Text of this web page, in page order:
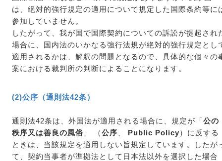
は、絶対的強行規定の適用について規定した国際条約等に
参加していません。
したがって、我が国で国際契約についての訴訟が提起され
場合に、国内法のいかなる強行法規が絶対的強行規定とし
適用されるかは、解釈の問題となるので、具体的な個々の
案における裁判所の判断によることになります。
(2)公序（通則法42条）
通則法42条は、外国法が適用される場合に、規定が「公の
秩序又は善良の風俗 」 （公序 Public Policy）に反する
ときは、当該規定を適用しない旨規定しています。したが
て、契約当事者が準拠法として日本法以外を選択した場合